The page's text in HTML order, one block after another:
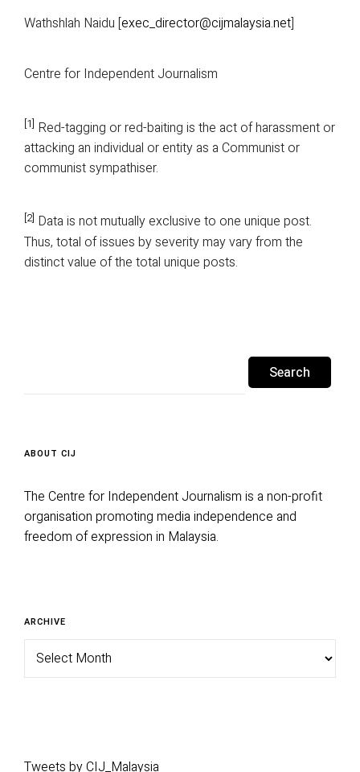
Wathshlah Naidu [exec_director@cijmalaysia.net]
Centre for Independent Journalism
[1] Red-tagging or red-baiting is the act of harassment or
attacking an individual or entity as a Communist or
communist sympathiser.
[2] Data is not mutually exclusive to one unique post.
Thus, total of issues by severity may vary from the
distinct value of the total unique posts.
ABOUT CIJ
The Centre for Independent Journalism is a non-profit
organisation promoting media independence and
freedom of expression in Malaysia.
ARCHIVE
Tweets by CIJ_Malaysia